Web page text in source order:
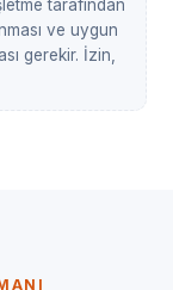
tarafından
ve uygun
gerekir. İzin,